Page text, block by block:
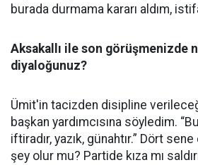
burada durmama kararı aldım,
Aksakallı ile son görüşmenizde
diyaloğunuz?
Ümit'in tacizden disipline
başkan yardımcısına söyledim.
iftiradır, yazık, günahtır.” Dört
şey olur mu? Partide kıza mı